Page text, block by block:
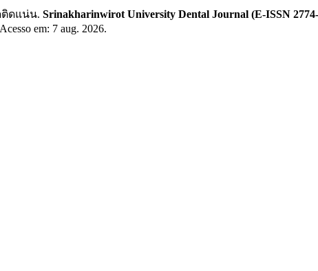
ติดแน่น. Srinakharinwirot University Dental Journal (E-ISSN
em: 7 aug. 2026.